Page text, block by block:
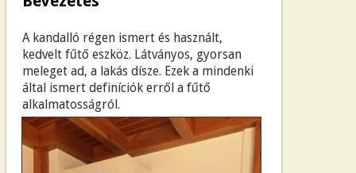
A kandalló régen ismert és használt,
kedvelt fűtő eszköz. Látványos, gyorsan
meleget ad, a lakás dísze. Ezek a mindenki
által ismert definíciók erről a fűtő
alkalmatosságról.